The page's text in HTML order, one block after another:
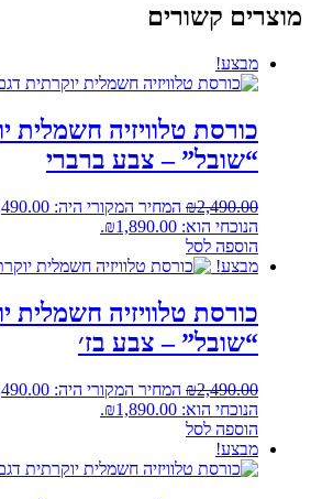
מוצרים קשורים
מבצע!
כורסת טלוויזיה חשמלית
“שובל” – צבע ברברי
₪2,490.00 המחיר המקורי היה: ₪2,490.00.
הנוכחי הוא: ₪1,890.00.
הוספה לסל
מבצע!
כורסת טלוויזיה חשמלית
“שובל” – צבע בז׳
₪2,490.00 המחיר המקורי היה: ₪2,490.00.
הנוכחי הוא: ₪1,890.00.
הוספה לסל
מבצע!